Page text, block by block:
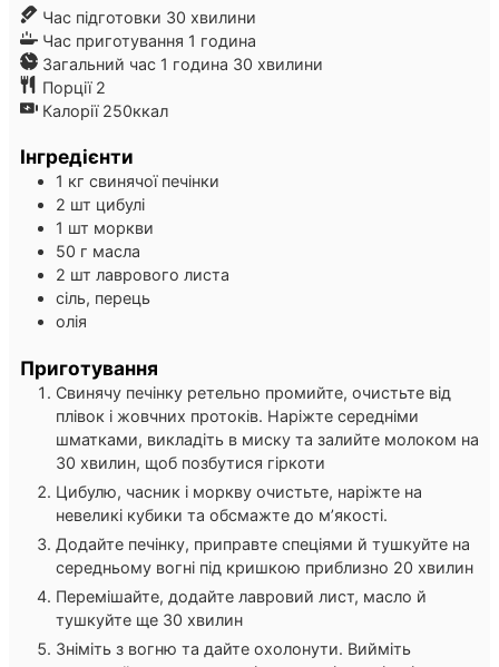
Час підготовки 30 хвилини
хвилини
Час приготування 1 година
година
Загальний час 1 година
година 30 хвилини
хвилини
Порції 2
Калорії 250ккал
Інгредієнти
1 кг свинячої печінки
2 шт цибулі
1 шт моркви
50 г масла
2 шт лаврового листа
сіль, перець
олія
Приготування
Свинячу печінку ретельно промийте, очистьте від
плівок і жовчних протоків. Наріжте середніми
шматками, викладіть в миску та залийте молоком на
30 хвилин, щоб позбутися гіркоти
Цибулю, часник і моркву очистьте, наріжте на
невеликі кубики та обсмажте до м’якості.
Додайте печінку, приправте спеціями й тушкуйте на
середньому вогні під кришкою приблизно 20 хвилин
Перемішайте, додайте лавровий лист, масло й
тушкуйте ще 30 хвилин
Зніміть з вогню та дайте охолонути. Вийміть